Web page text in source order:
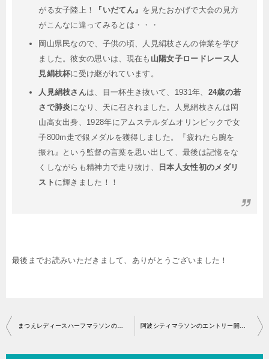
がる女子陸上！
『いだてん』 を見たおかげで大会の見方
がこんなに違ってみるとは・・・
岡山県民なので、子供の頃、人見絹枝さんの偉業を学び
ました。彼女の思いは、現在も 山陽女子ロードレース人
見絹枝杯に受け継がれています。
人見絹枝さんは、目一杯生き抜いて、1931年、 24歳の若
さで肺炎になり、天に召されました。人見絹枝さんは岡
山高女出身、1928年にアムステルダムオリンピックで女
子800m走で銀メダルを獲得しました。『疲れたら腕を
振れ』という監督の言葉を思い出して、最後は記憶をな
くしながらも精神力で走り抜け、
日本人女性初のメダリ
スト に輝きました！！
最後までお読みいただきまして、ありがとうございました！
投
稿
ナ